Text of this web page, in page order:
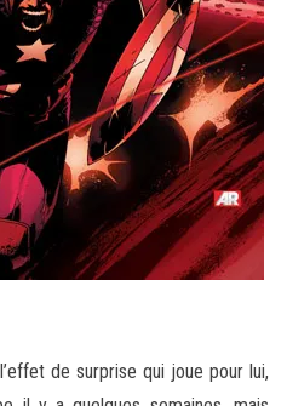
de surprise qui joue pour lui,